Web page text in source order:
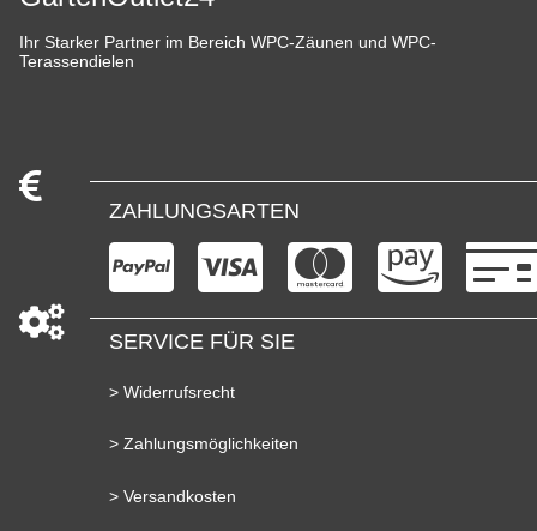
Ihr Starker Partner im Bereich WPC-Zäunen und WPC-
Terassendielen
ZAHLUNGSARTEN
SERVICE FÜR SIE
> Widerrufsrecht
> Zahlungsmöglichkeiten
> Versandkosten